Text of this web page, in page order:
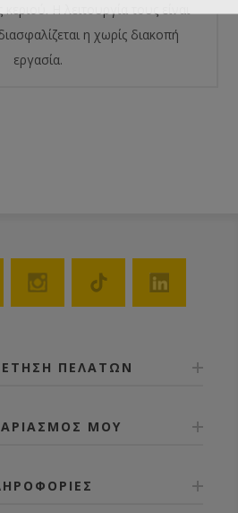
Η λειτουργία τους είναι
η χωρίς διακοπή
εργασία.
ΠΕΛΑΤΩΝ
ΜΟΥ